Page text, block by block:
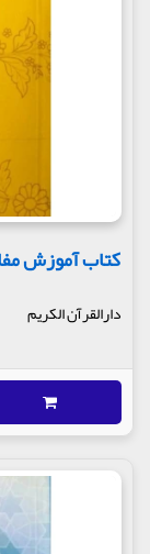
کتاب آموزش
دارالقرآن الکریم